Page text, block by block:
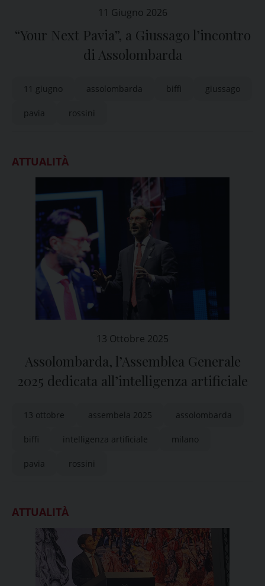
11 Giugno 2026
“Your Next Pavia”, a Giussago l’incontro
di Assolombarda
11 giugno assolombarda biffi giussago
pavia rossini
ATTUALITÀ
13 Ottobre 2025
Assolombarda, l’Assemblea Generale
2025 dedicata all’intelligenza artificiale
13 ottobre assembela 2025 assolombarda
biffi intelligenza artificiale milano
pavia rossini
ATTUALITÀ